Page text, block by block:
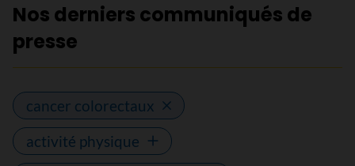
Nos derniers communiqués de
presse
cancer colorectaux
activité physique